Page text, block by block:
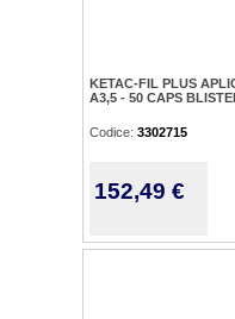
KETAC-FIL PLUS
A3,5 - 50 CAPS
Codice: 3302715
152,49 €